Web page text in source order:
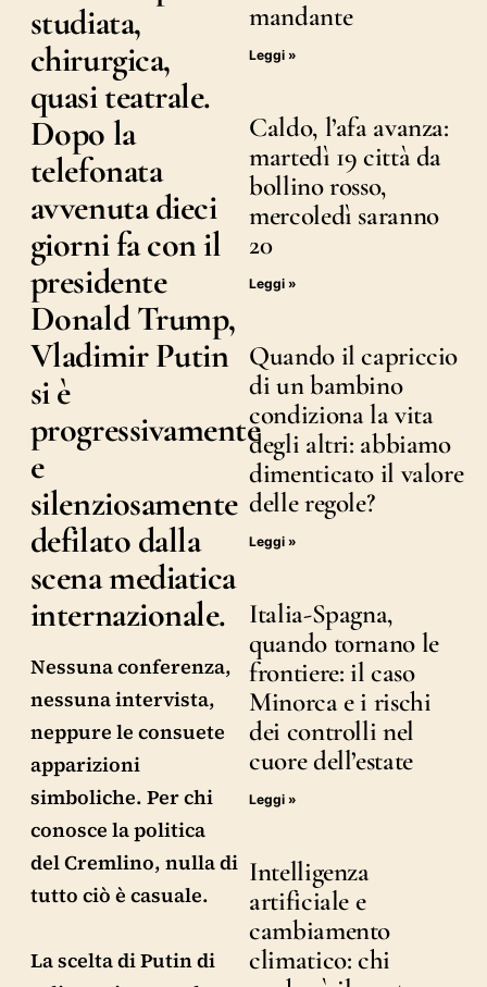
studiata,
chirurgica,
quasi teatrale.
Dopo la
telefonata
avvenuta dieci
giorni fa con il
presidente
Donald Trump,
Vladimir Putin
si è
progressivamente
e
silenziosamente
defilato dalla
scena mediatica
internazionale.
Nessuna conferenza,
nessuna intervista,
neppure le consuete
apparizioni
simboliche. Per chi
conosce la politica
del Cremlino, nulla di
tutto ciò è casuale.
La scelta di Putin di
mandante
Leggi »
Caldo, l’afa avanza:
martedì 19 città da
bollino rosso,
mercoledì saranno
20
Leggi »
Quando il capriccio
di un bambino
condiziona la vita
degli altri: abbiamo
dimenticato il valore
delle regole?
Leggi »
Italia-Spagna,
quando tornano le
frontiere: il caso
Minorca e i rischi
dei controlli nel
cuore dell’estate
Leggi »
Intelligenza
artificiale e
cambiamento
climatico: chi